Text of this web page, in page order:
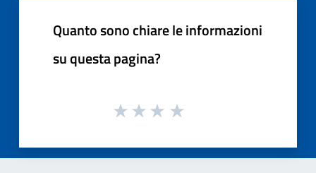
Quanto sono chiare le informazioni
su questa pagina?